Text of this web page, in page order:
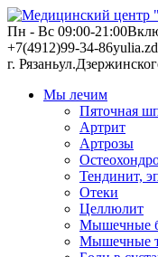
Пн - Вс 09:00-21:00
+7(4912)99-34-86
г. Рязань
Мы лечим
Пяточная
Артрит
Артрозы
Тендинит,
Отеки
Целлюлит
Мышечные
Мышечные